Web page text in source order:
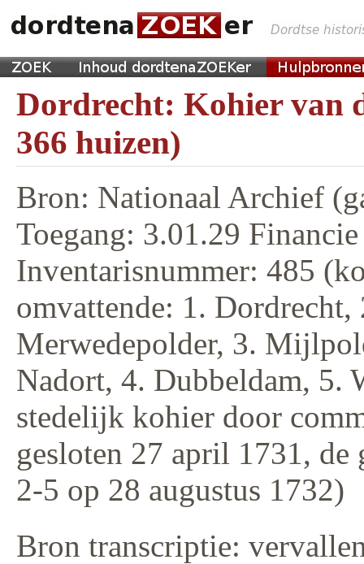
Dordrecht: Kohier van
366 huizen)
Bron: Nationaal Archief
Toegang: 3.01.29
Inventarisnummer: 485
omvattende: 1. Dordrecht,
Merwedepolder, 3.
Nadort, 4. Dubbeldam, 5.
stedelijk kohier door
gesloten 27 april 1731, de
2-5 op 28 augustus 1732)
Bron transcriptie: